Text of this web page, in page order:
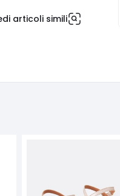
articoli simili